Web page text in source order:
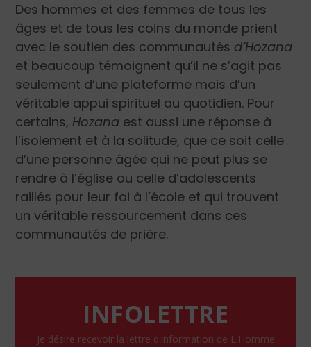
Des hommes et des femmes de tous les
âges et de tous les coins du monde prient
avec le soutien des communautés d’Hozana
et beaucoup témoignent qu’il ne s’agit pas
seulement d’une plateforme mais d’un
véritable appui spirituel au quotidien. Pour
certains, Hozana est aussi une réponse à
l’isolement et à la solitude, que ce soit celle
d’une personne âgée qui ne peut plus se
rendre à l’église ou celle d’adolescents
raillés pour leur foi à l’école et qui trouvent
un véritable ressourcement dans ces
communautés de prière.
INFOLETTRE
Je désire recevoir la lettre d'information de L'Homme